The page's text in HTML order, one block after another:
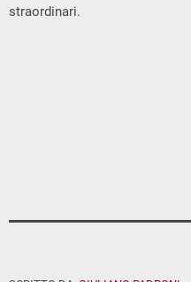
straordinari.